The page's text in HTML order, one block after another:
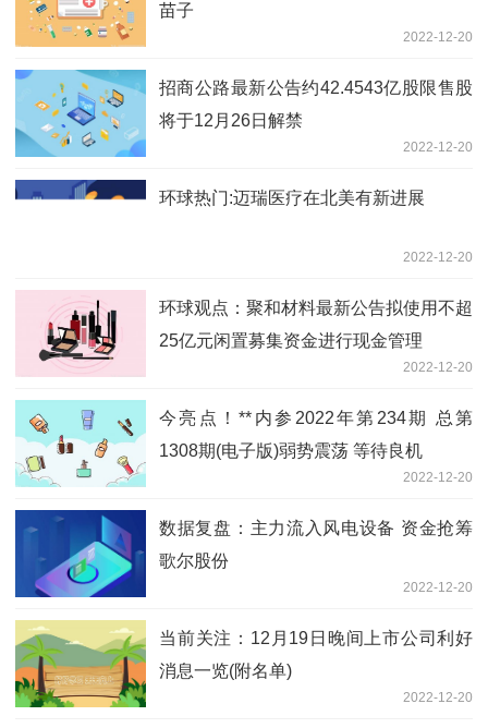
苗子
2022-12-20
招商公路最新公告约42.4543亿股限售股
将于12月26日解禁
2022-12-20
环球热门:迈瑞医疗在北美有新进展
2022-12-20
环球观点：聚和材料最新公告拟使用不超
25亿元闲置募集资金进行现金管理
2022-12-20
今亮点！**内参2022年第234期 总第
1308期(电子版)弱势震荡 等待良机
2022-12-20
数据复盘：主力流入风电设备 资金抢筹
歌尔股份
2022-12-20
当前关注：12月19日晚间上市公司利好
消息一览(附名单)
2022-12-20